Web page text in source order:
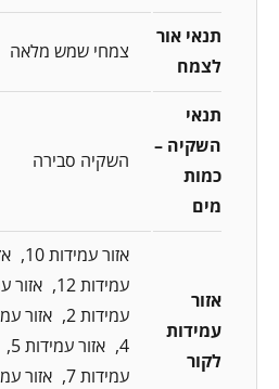
תנאי אור
לצמח
צמחי שמש מלאה
תנאי
השקיה –
כמות
מים
השקיה סבירה
אזור
עמידות
לקור
אזור עמידות 10
עמידות 12
אזור
עמידות 2
אזור
4 אזור עמידות 5
עמידות 7
אזור